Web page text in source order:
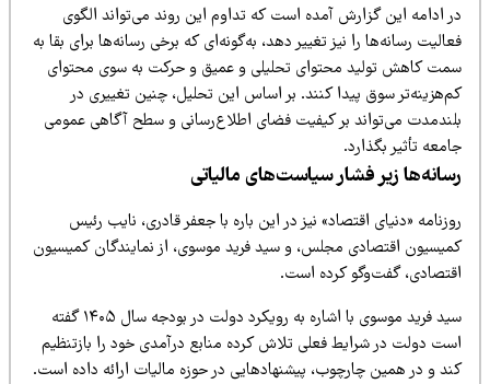
ادامه این گزارش آمده است که تداوم این روند می‌تواند الگوی
رسانه‌ها را نیز تغییر دهد، به‌گونه‌ای که برخی رسانه‌ها برای بقا به
کاهش تولید محتوای تحلیلی و عمیق و حرکت به سوی محتوای
سوق پیدا کنند. بر اساس این تحلیل، چنین تغییری در
می‌تواند بر کیفیت فضای اطلاع‌رسانی و سطح آگاهی عمومی
تأثیر بگذارد.
زیر فشار سیاست‌های مالیاتی
«دنیای اقتصاد» نیز در این باره با جعفر قادری، نایب رئیس
اقتصادی مجلس، و سید فرید موسوی، از نمایندگان کمیسیون
گفت‌وگو کرده است.
سید فرید موسوی با اشاره به رویکرد دولت در بودجه سال ۱۴۰۵ گفته
دولت در شرایط فعلی تلاش کرده منابع درآمدی خود را بازتنظیم
و در همین چارچوب، پیشنهادهایی در حوزه مالیات ارائه داده است.